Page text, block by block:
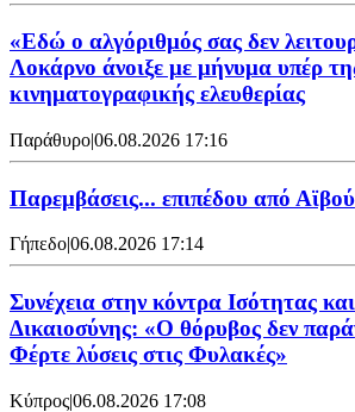
«Εδώ ο αλγόριθμός σας δεν
Λοκάρνο άνοιξε με μήνυμα υπέρ
κινηματογραφικής ελευθερίας
Παράθυρο|06.08.2026 17:16
Παρεμβάσεις... επιπέδου από Αϊβού
Γήπεδο|06.08.2026 17:14
Συνέχεια στην κόντρα Ισότητας
Δικαιοσύνης: «Ο θόρυβος δεν
Φέρτε λύσεις στις Φυλακές»
Κύπρος|06.08.2026 17:08